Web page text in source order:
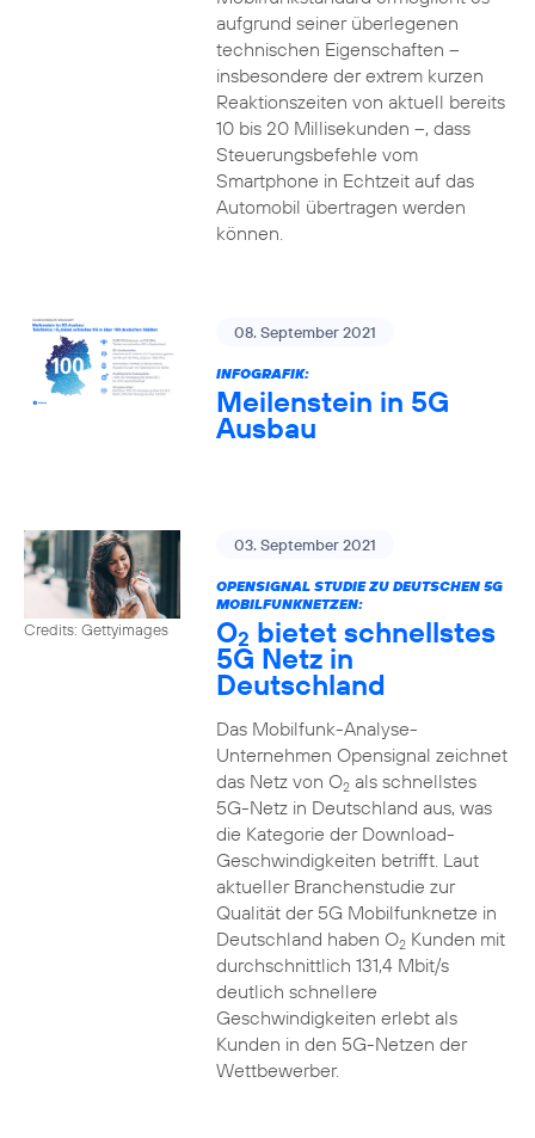
aufgrund seiner überlegenen
technischen Eigenschaften –
insbesondere der extrem kurzen
Reaktionszeiten von aktuell bereits
10 bis 20 Millisekunden –, dass
Steuerungsbefehle vom
Smartphone in Echtzeit auf das
Automobil übertragen werden
können.
08. September 2021
INFOGRAFIK:
Meilenstein in 5G
Ausbau
Credits: Gettyimages
03. September 2021
OPENSIGNAL STUDIE ZU DEUTSCHEN 5G
MOBILFUNKNETZEN:
O2 bietet schnellstes
5G Netz in
Deutschland
Das Mobilfunk-Analyse-
Unternehmen Opensignal zeichnet
das Netz von O2als schnellstes
5G-Netz in Deutschland aus, was
die Kategorie der Download-
Geschwindigkeiten betrifft. Laut
aktueller Branchenstudie zur
Qualität der 5G Mobilfunknetze in
Deutschland haben O2Kunden mit
durchschnittlich 131,4 Mbit/s
deutlich schnellere
Geschwindigkeiten erlebt als
Kunden in den 5G-Netzen der
Wettbewerber.